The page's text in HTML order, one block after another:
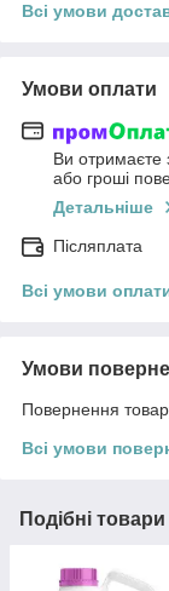
Всі умови
Умови оплати
Ви отримаєте
або гроші
Детальніше
Післяплата
Всі умови
Умови
Повернення
Всі умови
Подібні товари